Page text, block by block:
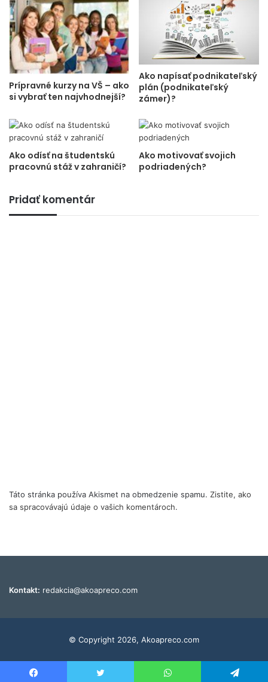
Prípravné kurzy na VŠ – ako
si vybrať ten najvhodnejší?
Ako napísať podnikateľský
plán (podnikateľský
zámer)?
Ako odísť na študentskú
pracovnú stáž v zahraničí?
Ako motivovať svojich
podriadených?
Pridať komentár
Táto stránka používa Akismet na obmedzenie spamu. Zistite, ako
sa spracovávajú údaje o vašich komentároch.
Kontakt: redakcia@akoapreco.com
© Copyright 2026, Akoapreco.com